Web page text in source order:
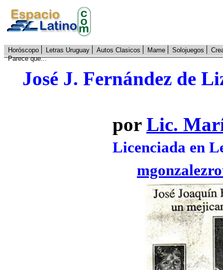
Horóscopo Letras Uruguay Autos Clasicos Mame Solojuegos
Parece que...
José J. Fernández de
por Lic.
Licenciada en